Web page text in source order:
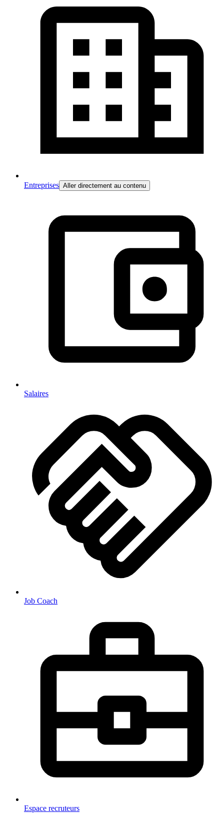
Entreprises Aller directement au contenu
Salaires
Job Coach
Espace recruteurs